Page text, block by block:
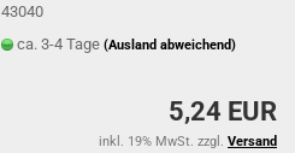
43040
ca. 3-4 Tage(Ausland abweichend)
5,24 EUR
inkl. 19% MwSt. zzgl. Versand